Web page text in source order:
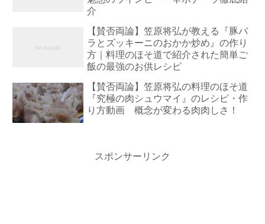
介
【賛否両論】笠原将弘が教える『豚バ
ラとズッキーニのおかか炒め』の作り
方｜料理のほそ道で紹介された簡単ご
飯の最強のお供レシピ
【賛否両論】笠原将弘の料理のほそ道
『究極の肉シュウマイ』のレシピ・作
り方動画 概念が変わる肉肉しさ！
スポンサーリンク